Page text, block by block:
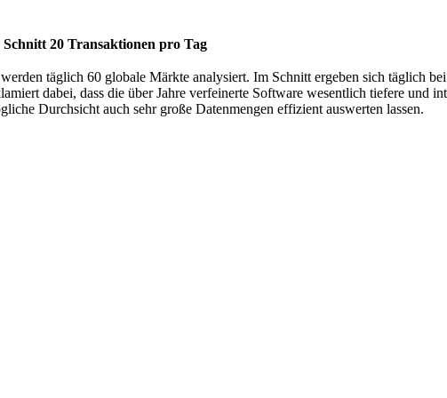
Schnitt 20 Transaktionen pro Tag
täglich 60 globale Märkte analysiert. Im Schnitt ergeben sich täglich
dabei, dass die über Jahre verfeinerte Software wesentlich tiefere und
Durchsicht auch sehr große Datenmengen effizient auswerten lassen.